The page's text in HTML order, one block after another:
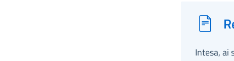
Intesa, ai